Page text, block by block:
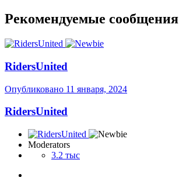
Рекомендуемые сообщения
RidersUnited
Опубликовано 11 января, 2024
RidersUnited
Moderators
3.2 тыс